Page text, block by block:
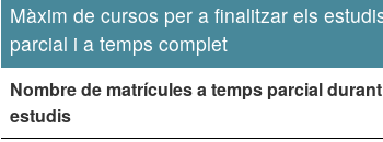
Màxim de cursos per a finalitzar els
parcial i a temps complet
Nombre de matrícules a temps parcial
estudis